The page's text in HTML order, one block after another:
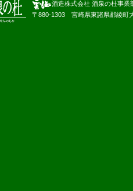
酒造株式会社 酒泉の杜事業
〒880-1303 宮崎県東諸県郡綾町